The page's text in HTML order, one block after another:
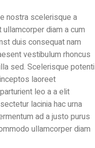
nostra scelerisque a
diam a cum
duis consequat nam
vestibulum rhoncus
sed. Scelerisque potenti
laoreet
leo a a elit
lacinia hac urna
ad a justo purus
ullamcorper diam